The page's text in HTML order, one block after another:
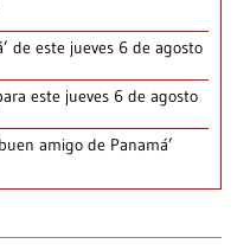
de este jueves 6 de agosto
este jueves 6 de agosto
amigo de Panamá’